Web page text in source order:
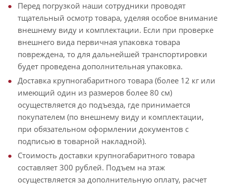
Перед погрузкой наши сотрудники проводят
тщательный осмотр товара, уделяя особое внимание
внешнему виду и комплектации. Если при проверке
внешнего вида первичная упаковка товара
повреждена, то для дальнейшей транспортировки
будет проведена дополнительная упаковка.
Доставка крупногабаритного товара (более 12 кг или
имеющий один из размеров более 80 см)
осуществляется до подъезда, где принимается
покупателем (по внешнему виду и комплектации,
при обязательном оформлении документов с
подписью в товарной накладной).
Стоимость доставки крупногабаритного товара
составляет 300 рублей. Подъем на этаж
осуществляется за дополнительную оплату, расчет